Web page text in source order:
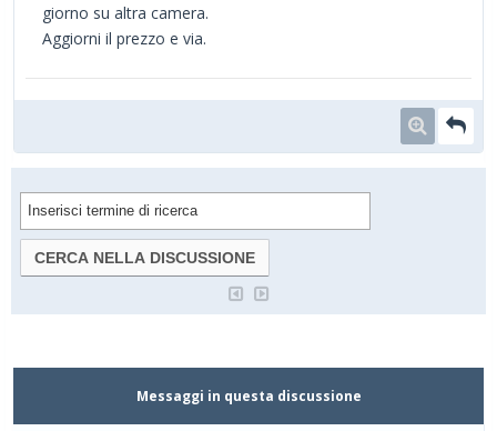
giorno su altra camera.
Aggiorni il prezzo e via.
Messaggi in questa discussione